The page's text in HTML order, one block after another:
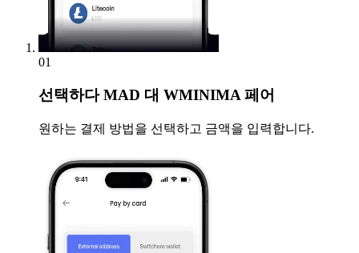
01
선택하다MAD 대 WMINIMA 페어
원하는 결제 방법을 선택하고 금액을 입력합니다.